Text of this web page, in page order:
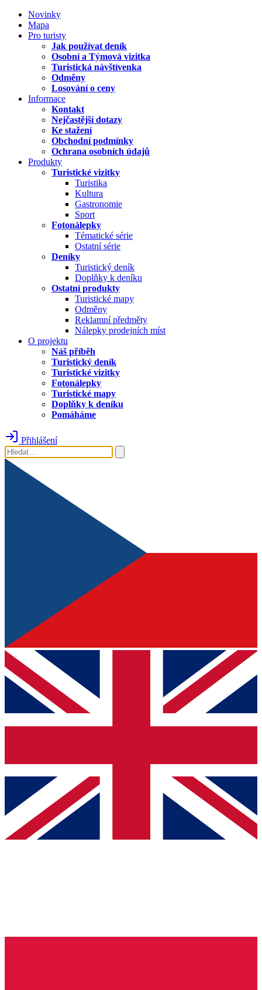
Novinky
Mapa
Pro turisty
Jak používat deník
Osobní a Týmová vizitka
Turistická návštívenka
Odměny
Losování o ceny
Informace
Kontakt
Nejčastější dotazy
Ke stažení
Obchodní podmínky
Ochrana osobních údajů
Produkty
Turistické vizitky
Turistika
Kultura
Gastronomie
Sport
Fotonálepky
Tématické série
Ostatní série
Deníky
Turistický deník
Doplňky k deníku
Ostatní produkty
Turistické mapy
Odměny
Reklamní předměty
Nálepky prodejních míst
O projektu
Náš příběh
Turistický deník
Turistické vizitky
Fotonálepky
Turistické mapy
Doplňky k deníku
Pomáháme
Přihlášení